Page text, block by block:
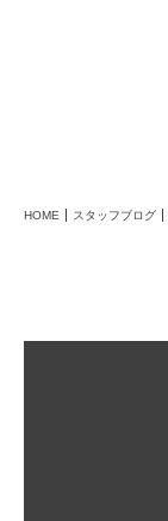
HOME スタッフブログ